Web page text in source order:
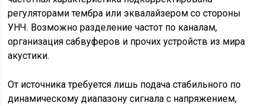
регуляторами тембра или эквалайзером со стороны
УНЧ. Возможно разделение частот по каналам,
организация сабвуферов и прочих устройств из мира
акустики.
От источника требуется лишь подача стабильного по
динамическому диапазону сигнала с напряжением,